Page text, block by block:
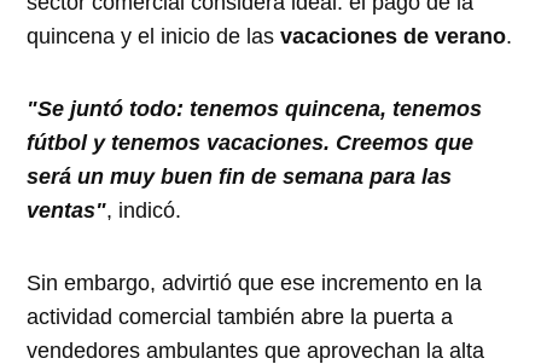
quincena y el inicio de lasvacaciones de verano.
"Se juntó todo: tenemos quincena, tenemos
fútbol y tenemos vacaciones. Creemos que
será un muy buen fin de semana para las
ventas", indicó.
Sin embargo, advirtió que ese incremento en la
actividad comercial también abre la puerta a
vendedores ambulantes que aprovechan la alta